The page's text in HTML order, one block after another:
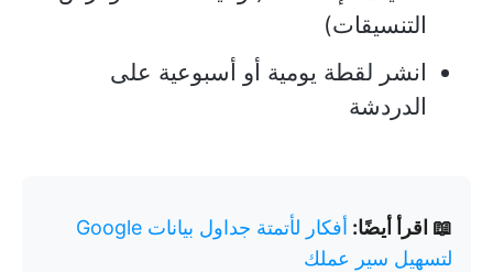
التنسيقات)
انشر لقطة يومية أو أسبوعية على
الدردشة
📖 اقرأ أيضًا:
أفكار لأتمتة جداول بيانات Google
لتسهيل سير عملك